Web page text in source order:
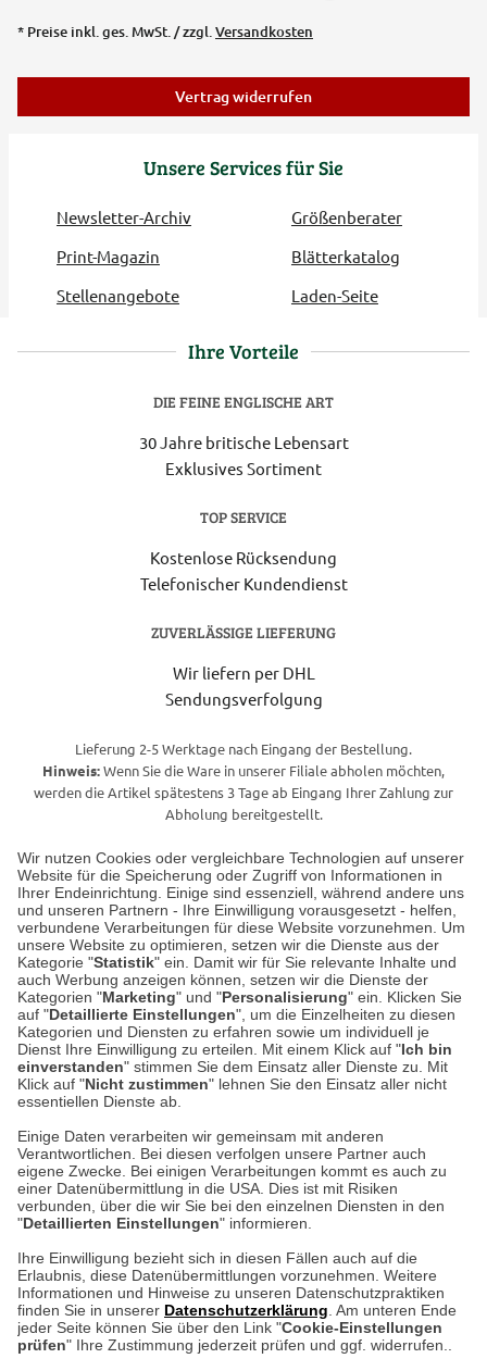
Wir nutzen Cookies oder vergleichbare Technologien auf unserer
Website für die Speicherung oder Zugriff von Informationen in
Ihrer Endeinrichtung. Einige sind essenziell, während andere uns
und unseren Partnern - Ihre Einwilligung vorausgesetzt - helfen,
verbundene Verarbeitungen für diese Website vorzunehmen. Um
unsere Website zu optimieren, setzen wir die Dienste aus der
Kategorie "Statistik" ein. Damit wir für Sie relevante Inhalte und
auch Werbung anzeigen können, setzen wir die Dienste der
Kategorien "Marketing" und "Personalisierung" ein. Klicken Sie
auf "Detaillierte Einstellungen", um die Einzelheiten zu diesen
Kategorien und Diensten zu erfahren sowie um individuell je
Dienst Ihre Einwilligung zu erteilen. Mit einem Klick auf "Ich bin
einverstanden" stimmen Sie dem Einsatz aller Dienste zu. Mit
Klick auf "Nicht zustimmen" lehnen Sie den Einsatz aller nicht
essentiellen Dienste ab.
Einige Daten verarbeiten wir gemeinsam mit anderen
Verantwortlichen. Bei diesen verfolgen unsere Partner auch
eigene Zwecke. Bei einigen Verarbeitungen kommt es auch zu
einer Datenübermittlung in die USA. Dies ist mit Risiken
verbunden, über die wir Sie bei den einzelnen Diensten in den
"Detaillierten Einstellungen" informieren.
Ihre Einwilligung bezieht sich in diesen Fällen auch auf die
Erlaubnis, diese Datenübermittlungen vorzunehmen. Weitere
Informationen und Hinweise zu unseren Datenschutzpraktiken
finden Sie in unserer Datenschutzerklärung . Am unteren Ende
jeder Seite können Sie über den Link "Cookie-Einstellungen
prüfen" Ihre Zustimmung jederzeit prüfen und ggf. widerrufen..
Unsere Services für Sie
Newsletter-Archiv
Größenberater
Print-Magazin
Blätterkatalog
Stellenangebote
Laden-Seite
* Preise inkl. ges. MwSt. / zzgl. Versandkosten
Vertrag widerrufen
Ihre Vorteile
DIE FEINE ENGLISCHE ART
30 Jahre britische Lebensart
Exklusives Sortiment
TOP SERVICE
Kostenlose Rücksendung
Telefonischer Kundendienst
ZUVERLÄSSIGE LIEFERUNG
Wir liefern per DHL
Sendungsverfolgung
Lieferung 2-5 Werktage nach Eingang der Bestellung.
Hinweis:Wenn Sie die Ware in unserer Filiale abholen möchten,
werden die Artikel spätestens 3 Tage ab Eingang Ihrer Zahlung zur
Abholung bereitgestellt.
Unser Geschäft in Meckenheim
Auf dem Steinbüchel 6
53340 Meckenheim
Montag bis Samstag 9:00 Uhr bis 18:00 Uhr
weitere Information
Hier finden Sie uns im Netz
Kontakt
Umwelt und Entsorgung
Zur Echtheit von Bewertungen
Hinweisgeber-Schutzgesetz
Barrierefreiheit unserer Website
Cookie-Einstellungen in Ihrem Browser
ACHTUNG!
Ihr Browser speichert aktuell keine Cookies!
Leider können Sie in diesem Fall unseren Online-Shop